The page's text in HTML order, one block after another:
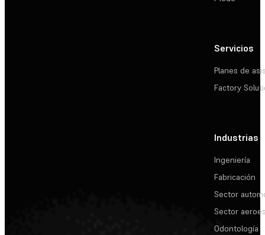
Servicios
Planes de
Factory
Industrias
Ingeniería
Fabricación
Sector
Sector
Odontología